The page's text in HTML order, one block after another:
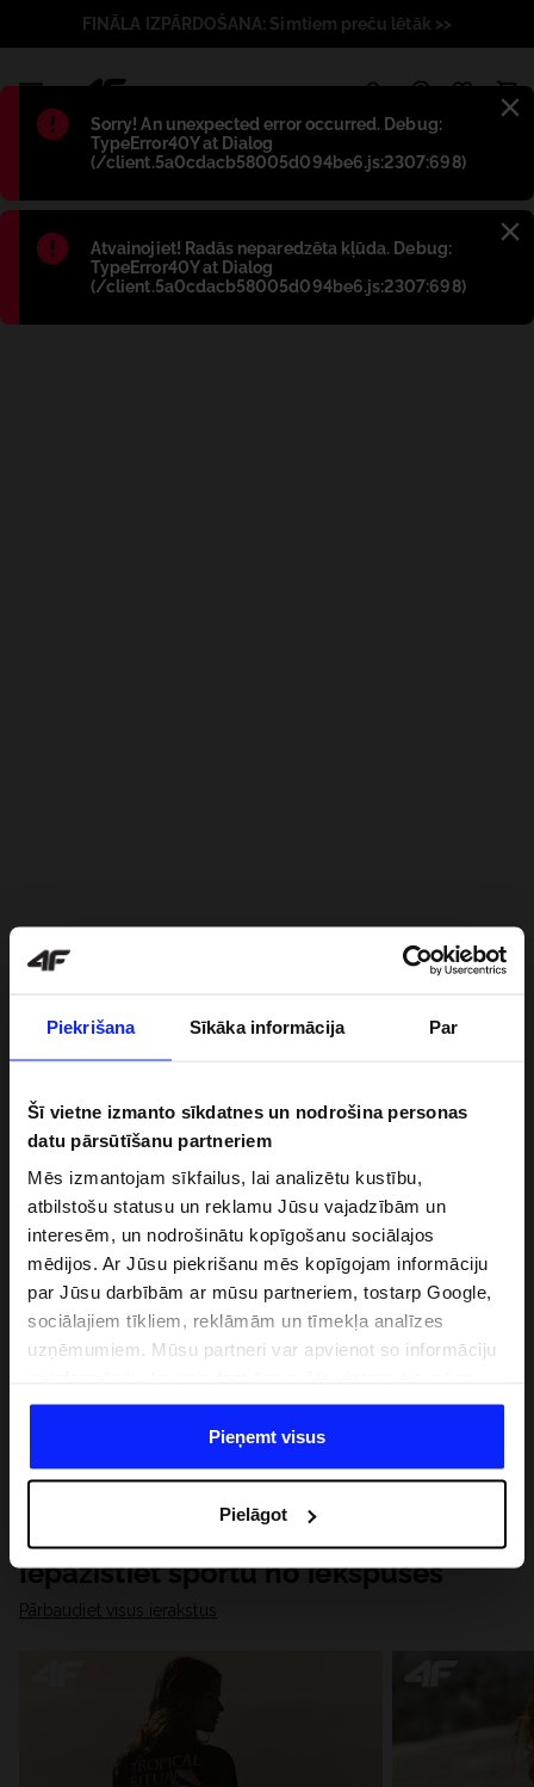
Piekrišana Sīkāka informācija Par
Šī vietne izmanto sīkdatnes un nodrošina personas
datu pārsūtīšanu partneriem
Mēs izmantojam sīkfailus, lai analizētu kustību,
atbilstošu statusu un reklamu Jūsu vajadzībām un
interesēm, un nodrošinātu kopīgošanu sociālajos
mēdijos. Ar Jūsu piekrišanu mēs kopīgojam informāciju
par Jūsu darbībām ar mūsu partneriem, tostarp Google,
sociālajiem tīkliem, reklāmām un tīmekļa analīzes
uzņēmumiem. Mūsu partneri var apvienot so informāciju
datiem, ko viņi iegūst, izmantojot viņu pakalpojumus. Ar
Jūsu atļauju, mēs varam pārsūtīt Jūsu personas datus
saviem partneriem, lai uzlabotu veidu, kadā tiek rādīta
saturu un uzlabotu mūsu partneru piedāvātos risinajumus
( piem. socialos tīklus). Detalizētu informāciju var atrast
mūsu Privātuma politikā un sadaļā "Detaļas".
Pieņemt visus
Pielāgot
Błąd:
Sorry! An unexpected error occurred. Debug:
TypeError40Y at Dialog
(/client.5a0cdacb58005d094be6.js:2307:698)
Błąd:
Atvainojiet! Radās neparedzēta kļūda. Debug:
TypeError40Y at Dialog
(/client.5a0cdacb58005d094be6.js:2307:698)
FINĀLA IZPĀRDOŠANA: Simtiem preču lētāk >>
Iepazīstiet sportu no iekšpuses
Pārbaudiet visus ierakstus